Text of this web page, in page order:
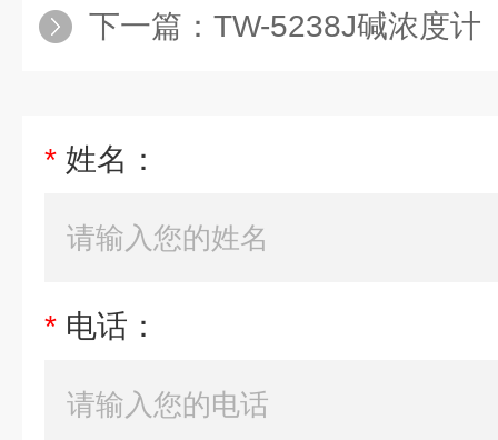
下一篇： TW-5238J碱浓度计
* 姓名：
* 电话：